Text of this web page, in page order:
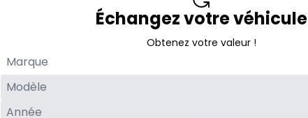
Échangez votre véhicule
Obtenez votre valeur !